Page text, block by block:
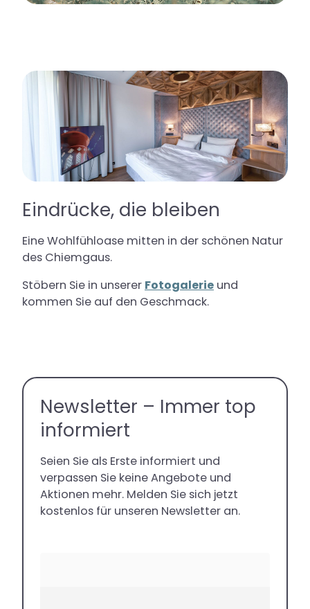
Eindrücke, die bleiben
Eine Wohlfühloase mitten in der schönen Natur
des Chiemgaus.
Stöbern Sie in unserer Fotogalerie und
kommen Sie auf den Geschmack.
Newsletter – Immer top
informiert
Seien Sie als Erste informiert und
verpassen Sie keine Angebote und
Aktionen mehr. Melden Sie sich jetzt
kostenlos für unseren Newsletter an.